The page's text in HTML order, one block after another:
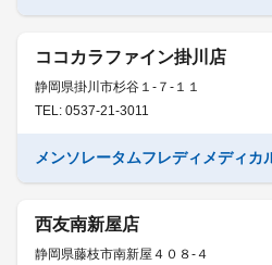
ココカラファイン掛川店
静岡県掛川市杉谷１-７-１１
TEL: 0537-21-3011
メンソレータムフレディメディカ
西友南新屋店
静岡県藤枝市南新屋４０８-４